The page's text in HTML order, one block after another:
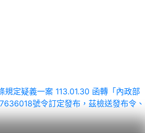
規定疑義一案 113.01.30 函轉「內政部
號令訂定發布，茲檢送發布令、